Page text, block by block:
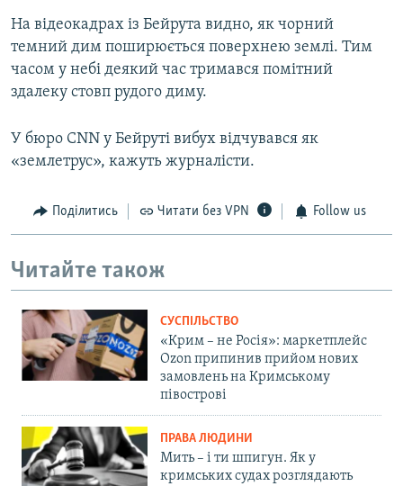
На відеокадрах із Бейрута видно, як чорний
темний дим поширюється поверхнею землі. Тим
часом у небі деякий час тримався помітний
здалеку стовп рудого диму.
У бюро CNN у Бейруті вибух відчувався як
«землетрус», кажуть журналісти.
Поділитись Читати без VPN Follow us
Читайте також
СУСПІЛЬСТВО
«Крим – не Росія»: маркетплейс
Ozon припинив прийом нових
замовлень на Кримському
півострові
ПРАВА ЛЮДИНИ
Мить – і ти шпигун. Як у
кримських судах розглядають